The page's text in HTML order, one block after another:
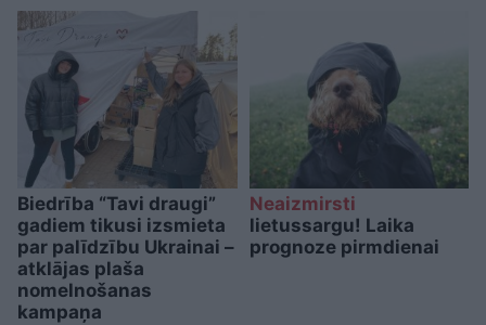
Biedrība “Tavi draugi”
gadiem tikusi izsmieta
par palīdzību Ukrainai –
atklājas plaša
nomelnošanas
kampaņa
Neaizmirsti
lietussargu! Laika
prognoze pirmdienai